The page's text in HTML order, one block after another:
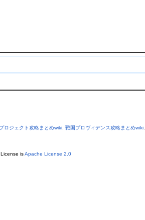
ロジェクト攻略まとめwiki. 戦国プロヴィデンス攻略まとめwiki.
isApache License 2.0